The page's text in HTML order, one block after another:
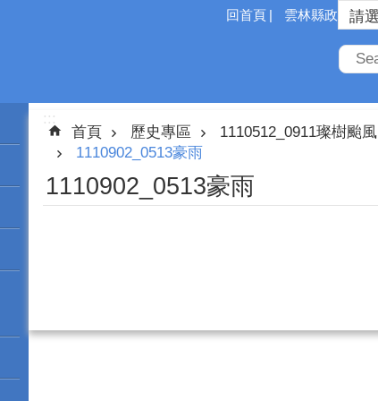
回首頁 雲林縣政府
:::
首頁 歷史專區
1110512_0911璨樹颱風
1110902_0513豪雨
1110902_0513豪雨